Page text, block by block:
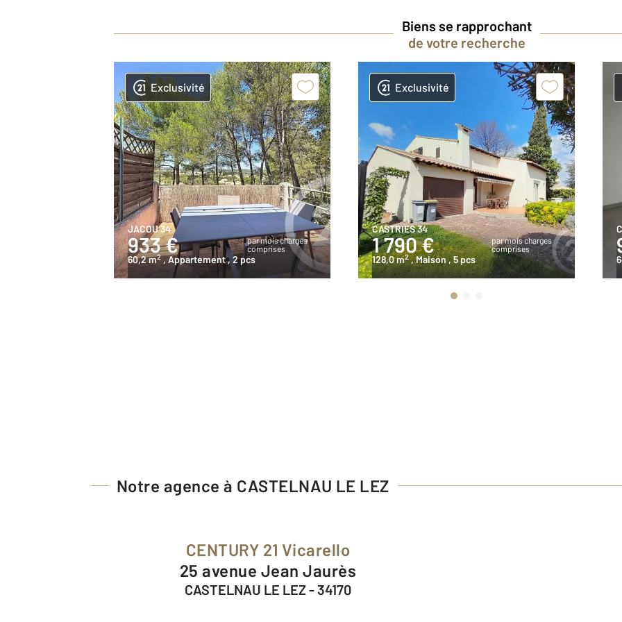
Biens se rapprochant
de votre recherche
Exclusivité
JACOU 34
933 €
par mois charges
comprises
60,2 m2 , Appartement, 2 pcs
Exclusivité
CASTRIES 34
1 790 €
par mois charges
comprises
128,0 m2 , Maison , 5 pcs
Notre agence à CASTELNAU LE LEZ
CENTURY 21 Vicarello
25 avenue Jean Jaurès
CASTELNAU LE LEZ - 34170